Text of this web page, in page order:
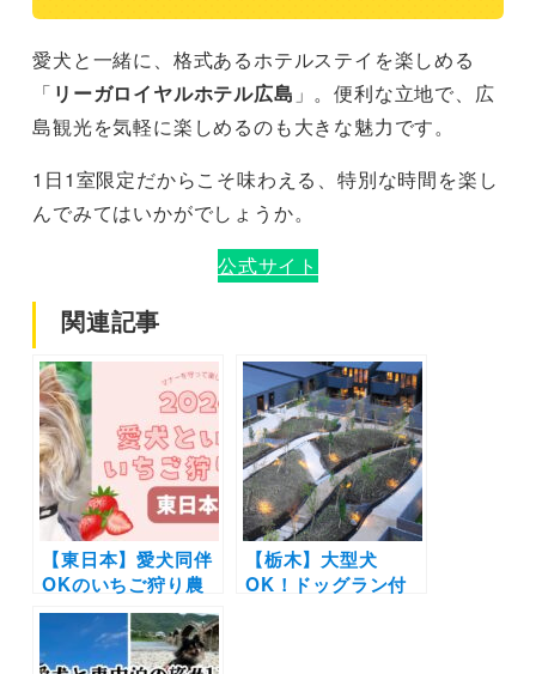
愛犬と一緒に、格式あるホテルステイを楽しめる
「 リーガロイヤルホテル広島 」。便利な立地で、広
島観光を気軽に楽しめるのも大きな魅力です。
1日1室限定だからこそ味わえる、特別な時間を楽し
んでみてはいかがでしょうか。
公式サイト
関連記事
【東日本】愛犬同伴
OKのいちご狩り農
園13選！2026年最
新の開園情報や同伴
マナーもご紹介
【栃木】大型犬
OK！ドッグラン付